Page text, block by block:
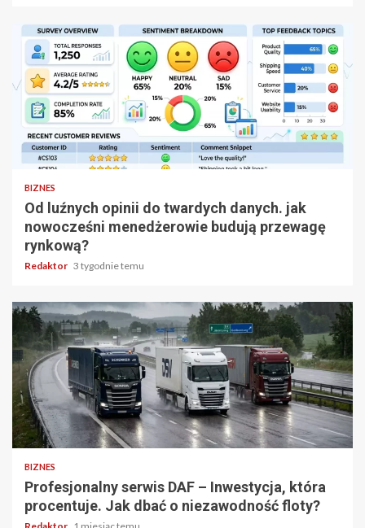
5 min odczytu
BIZNES
Od luźnych opinii do twardych danych. jak
nowocześni menedżerowie budują przewagę
rynkową?
Redaktor 3 tygodnie temu
5 min odczytu
BIZNES
Profesjonalny serwis DAF – Inwestycja, która
procentuje. Jak dbać o niezawodność floty?